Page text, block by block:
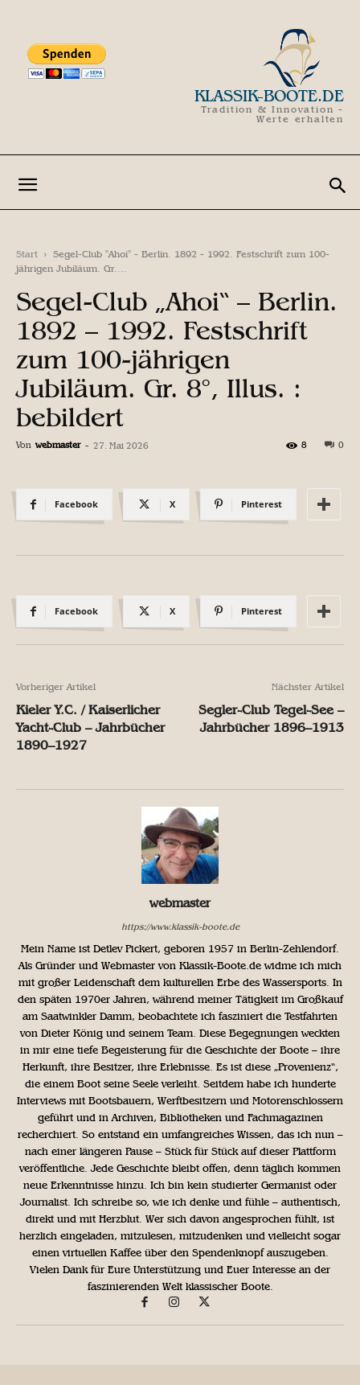
KLASSIK-BOOTE.DE
Tradition & Innovation -
Werte erhalten
Start
Segel-Club "Ahoi" - Berlin. 1892 - 1992. Festschrift zum 100-
jährigen Jubiläum. Gr....
Segel-Club „Ahoi“ – Berlin.
1892 – 1992. Festschrift
zum 100-jährigen
Jubiläum. Gr. 8°, Illus. :
bebildert
Von webmaster - 27. Mai 2026 0
8
Facebook X Pinterest
Facebook X Pinterest
Vorheriger Artikel
Kieler Y.C. / Kaiserlicher
Yacht-Club – Jahrbücher
1890–1927
Nächster Artikel
Segler-Club Tegel-See –
Jahrbücher 1896–1913
webmaster
https://www.klassik-boote.de
Mein Name ist Detlev Pickert, geboren 1957 in Berlin-Zehlendorf.
Als Gründer und Webmaster von Klassik-Boote.de widme ich mich
mit großer Leidenschaft dem kulturellen Erbe des Wassersports. In
den späten 1970er Jahren, während meiner Tätigkeit im Großkauf
am Saatwinkler Damm, beobachtete ich fasziniert die Testfahrten
von Dieter König und seinem Team. Diese Begegnungen weckten
in mir eine tiefe Begeisterung für die Geschichte der Boote – ihre
Herkunft, ihre Besitzer, ihre Erlebnisse. Es ist diese „Provenienz“,
die einem Boot seine Seele verleiht. Seitdem habe ich hunderte
Interviews mit Bootsbauern, Werftbesitzern und Motorenschlossern
geführt und in Archiven, Bibliotheken und Fachmagazinen
recherchiert. So entstand ein umfangreiches Wissen, das ich nun –
nach einer längeren Pause – Stück für Stück auf dieser Plattform
veröffentliche. Jede Geschichte bleibt offen, denn täglich kommen
neue Erkenntnisse hinzu. Ich bin kein studierter Germanist oder
Journalist. Ich schreibe so, wie ich denke und fühle – authentisch,
direkt und mit Herzblut. Wer sich davon angesprochen fühlt, ist
herzlich eingeladen, mitzulesen, mitzudenken und vielleicht sogar
einen virtuellen Kaffee über den Spendenknopf auszugeben.
Vielen Dank für Eure Unterstützung und Euer Interesse an der
faszinierenden Welt klassischer Boote.